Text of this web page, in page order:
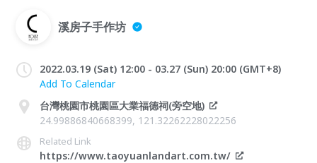
溪房子手作坊
2022.03.19 (Sat) 12:00 - 03.27 (Sun) 20:00 (GMT+8)
Add To Calendar
台灣桃園市桃園區大業福德祠(旁空地)
24.99886840668399, 121.32262228022256
Related Link
https://www.taoyuanlandart.com.tw/